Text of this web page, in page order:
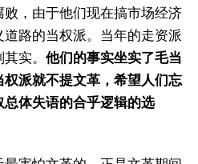
，由于他们现在搞市场经济
路的当权派。当年的走资派
实。 他们的事实坐实了毛当
派就不提文革，希望人们忘
体失语的合乎逻辑的选